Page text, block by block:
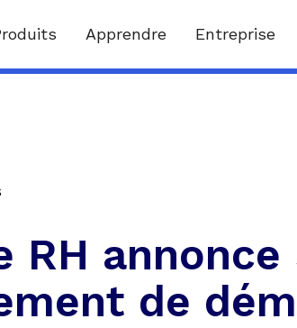
Apprendre Entreprise
RH annonce
de